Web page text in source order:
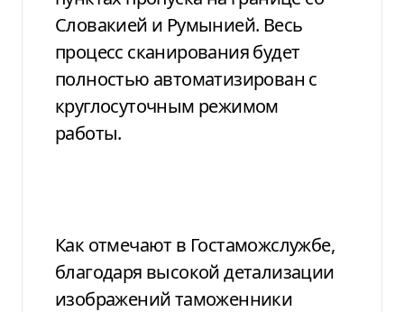
Словакией и Румынией. Весь
процесс сканирования будет
полностью автоматизирован с
круглосуточным режимом
работы.
Как отмечают в Гостаможслужбе,
благодаря высокой детализации
изображений таможенники